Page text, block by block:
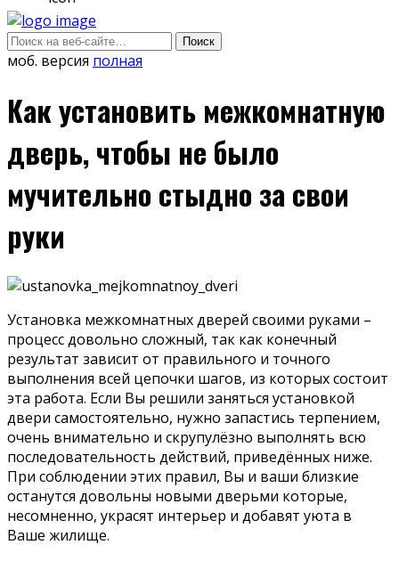
моб. версия полная
Как установить межкомнатную
дверь, чтобы не было
мучительно стыдно за свои
руки
Установка межкомнатных дверей своими руками –
процесс довольно сложный, так как конечный
результат зависит от правильного и точного
выполнения всей цепочки шагов, из которых состоит
эта работа. Если Вы решили заняться установкой
двери самостоятельно, нужно запастись терпением,
очень внимательно и скрупулёзно выполнять всю
последовательность действий, приведённых ниже.
При соблюдении этих правил, Вы и ваши близкие
останутся довольны новыми дверьми которые,
несомненно, украсят интерьер и добавят уюта в
Ваше жилище.